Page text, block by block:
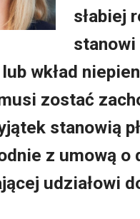
słabiej
stanowi
wkład
zostać
stanowią
z umową o
udziałowi